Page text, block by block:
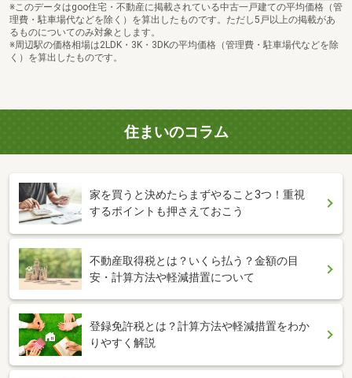
※このデータはgoo住宅・不動産に掲載されている中古一戸建ての平均価格（管
理費・駐車場代などを除く）を算出したものです。ただし5戸以上の掲載があ
るものについてのみ対象とします。
※周辺駅の価格相場は2LDK・3K・3DKの平均価格（管理費・駐車場代などを除
く）を算出したものです。
住まいのコラム
家を買うと決めたらまずやること3つ！重視
するポイントも押さえておこう
不動産取得税とは？いくら払う？金額の目
安・計算方法や軽減措置について
登録免許税とは？計算方法や軽減措置をわか
りやすく解説